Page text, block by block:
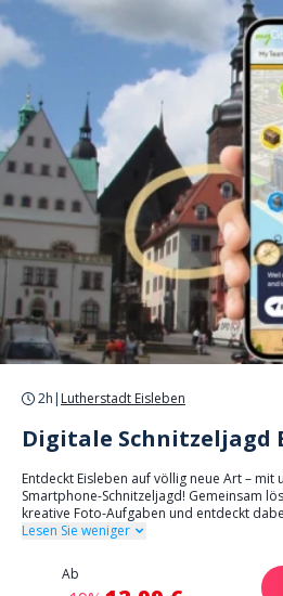
Cookie-Einstellungen
2h | Lutherstadt Eisleben
Digitale Schnitzeljagd
Entdeckt Eisleben auf völlig neue Art – mit
Smartphone-Schnitzeljagd! Gemeinsam
kreative Foto-Aufgaben und entdeckt
Lesen Sie weniger
Ab